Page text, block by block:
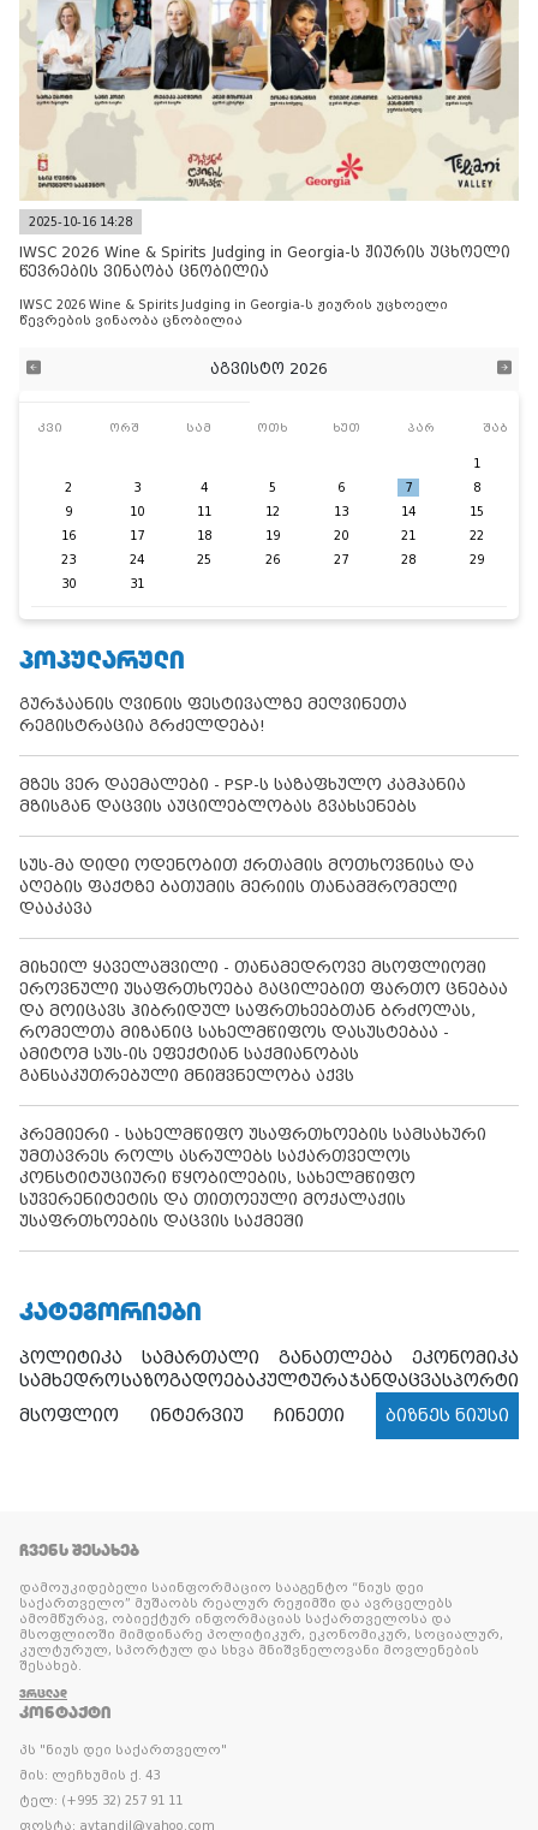
2025-10-16 14:28
IWSC 2026 Wine & Spirits Judging in Georgia-ს ჟიურის უცხოელი
წევრების ვინაობა ცნობილია
IWSC 2026 Wine & Spirits Judging in Georgia-ს ჟიურის უცხოელი
წევრების ვინაობა ცნობილია
აგვისტო 2026
კვი ორშ სამ ოთხ ხუთ პარ შაბ
1
2
3 4 5 6 7
8
9
10 11 12 13 14
15
16
17 18 19 20 21
22
23
24 25 26 27 28
29
30
31
ᲞᲝᲞᲣᲚᲐᲠᲣᲚᲘ
გურჯაანის ღვინის ფესტივალზე მეღვინეთა
რეგისტრაცია გრძელდება!
მზეს ვერ დაემალები - PSP-ს საზაფხულო კამპანია
მზისგან დაცვის აუცილებლობას გვახსენებს
სუს-მა დიდი ოდენობით ქრთამის მოთხოვნისა და
აღების ფაქტზე ბათუმის მერიის თანამშრომელი
დააკავა
მიხეილ ყაველაშვილი - თანამედროვე მსოფლიოში
ეროვნული უსაფრთხოება გაცილებით ფართო ცნებაა
და მოიცავს ჰიბრიდულ საფრთხეებთან ბრძოლას,
რომელთა მიზანიც სახელმწიფოს დასუსტებაა -
ამიტომ სუს-ის ეფექტიან საქმიანობას
განსაკუთრებული მნიშვნელობა აქვს
პრემიერი - სახელმწიფო უსაფრთხოების სამსახური
უმთავრეს როლს ასრულებს საქართველოს
კონსტიტუციური წყობილების, სახელმწიფო
სუვერენიტეტის და თითოეული მოქალაქის
უსაფრთხოების დაცვის საქმეში
ᲙᲐᲢᲔᲒᲝᲠᲘᲔᲑᲘ
პოლიტიკა სამართალი განათლება
ეკონომიკა
სამხედროსაზოგადოებაკულტურაჯანდაცვასპორტი
მსოფლიო
ინტერვიუ ჩინეთი ბიზნეს ნიუსი
ᲩᲕᲔᲜᲡ ᲨᲔᲡᲐᲮᲔᲑ
დამოუკიდებელი საინფორმაციო სააგენტო “ნიუს დეი
საქართველო” მუშაობს რეალურ რეჟიმში და ავრცელებს
ამომწურავ, ობიექტურ ინფორმაციას საქართველოსა და
მსოფლიოში მიმდინარე პოლიტიკურ, ეკონომიკურ, სოციალურ,
კულტურულ, სპორტულ და სხვა მნიშვნელოვანი მოვლენების
შესახებ.
ᲕᲠᲪᲚᲐᲓ
ᲙᲝᲜᲢᲐᲥᲢᲘ
პს "ნიუს დეი საქართველო"
მის: ლეჩხუმის ქ. 43
ტელ: (+995 32) 257 91 11
ფოსტა: avtandil@yahoo.com